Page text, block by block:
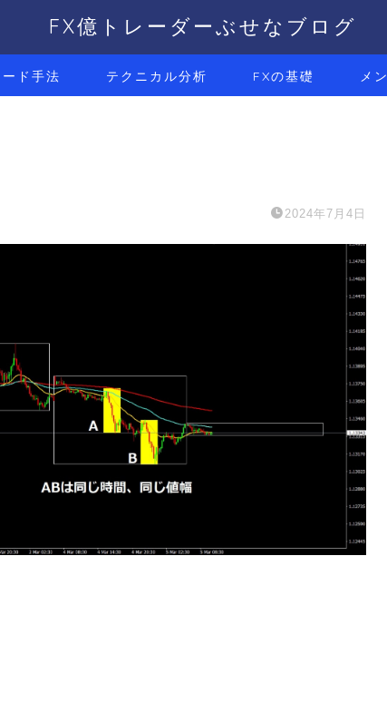
FX億トレーダーぶせなブログ
ド手法 テクニカル分析 FXの基礎 メ
2024年7月4日